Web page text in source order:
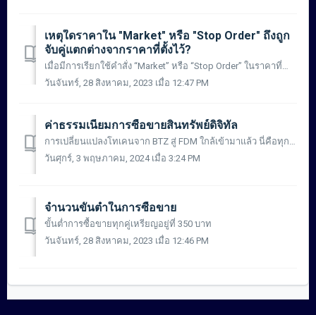
เหตุใดราคาใน "Market" หรือ "Stop Order" ถึงถูก
จับคู่แตกต่างจากราคาที่ตั้งไว้?
เมื่อมีการเรียกใช้คำสั่ง “Market” หรือ “Stop Order” ในราคาที่กำหนด คำสั่งจะถูกจับคู่ทันทีบน “รายการซื้อ/ขาย” (Order Book) กลไกของการสั่งซื้อในตลาดมีความเสี่...
วันจันทร์, 28 สิงหาคม, 2023 เมื่อ 12:47 PM
ค่าธรรมเนียมการซื้อขายสินทรัพย์ดิจิทัล
การเปลี่ยนแปลงโทเคนจาก BTZ สู่ FDM ใกล้เข้ามาแล้ว นี่คือทุกเรื่องที่คุณต้องรู้เกี่ยวกับการพัฒนาขั้นต่อไป เริ่มในวันที่ 22 เมษายนนี้ -> อ่านเพิ่มเติมที่นี...
วันศุกร์, 3 พฤษภาคม, 2024 เมื่อ 3:24 PM
จำนวนขั้นต่ำในการซื้อขาย
ขั้นต่ำการซื้อขายทุกคู่เหรียญอยู่ที่ 350 บาท
วันจันทร์, 28 สิงหาคม, 2023 เมื่อ 12:46 PM